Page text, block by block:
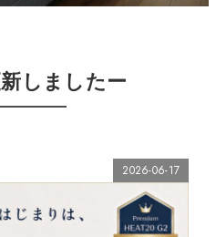
しましたー
2026-06-17